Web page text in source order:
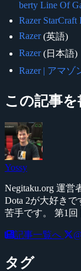
berty Line Of
Razer StarCraft
Razer(英語)
Razer(日本語)
Razer | アマゾ
この記事を
Yossy
Negitaku.org 運営
Dota 2が大好き
苦手です。 第1
記事一覧へ
タグ